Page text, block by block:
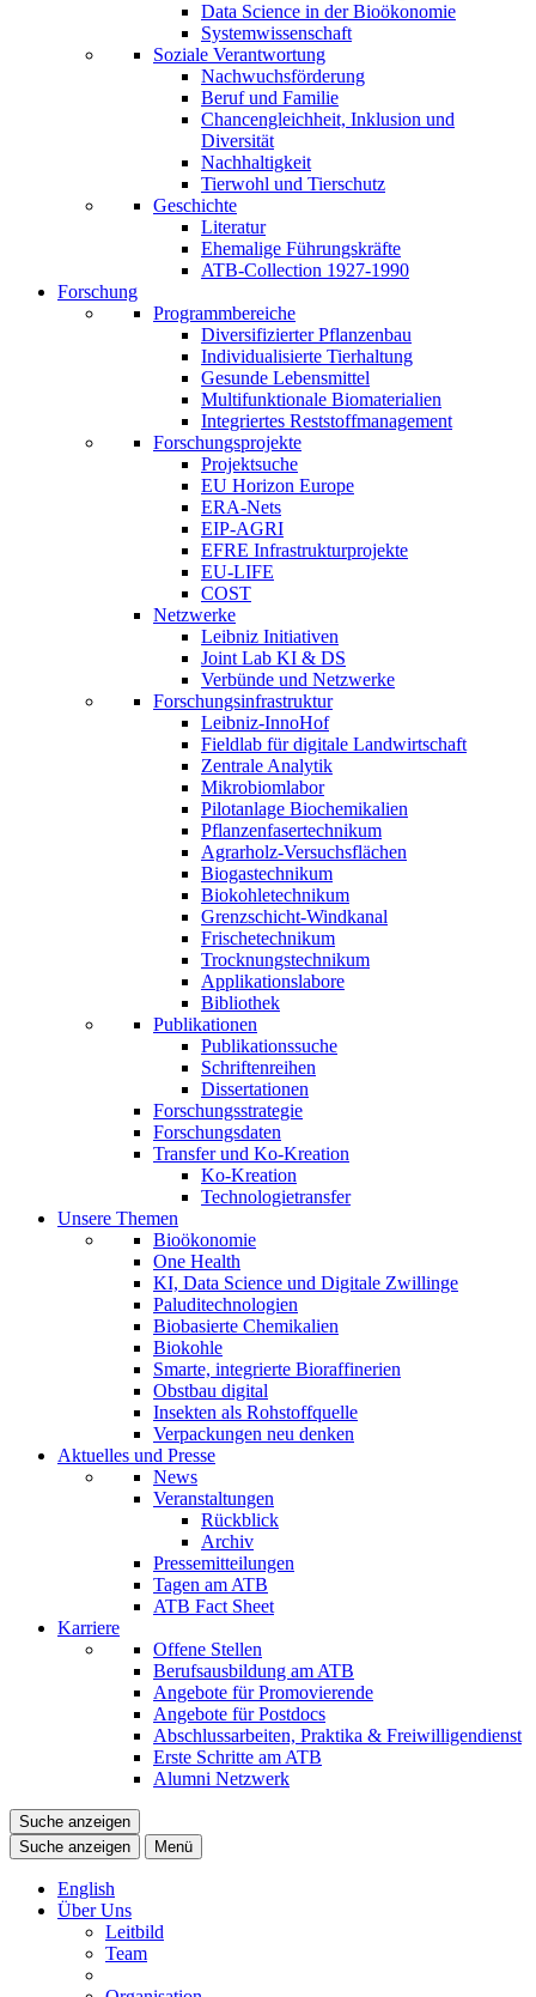
Data Science in der Bioökonomie
Systemwissenschaft
Soziale Verantwortung
Nachwuchsförderung
Beruf und Familie
Chancengleichheit, Inklusion und
Diversität
Nachhaltigkeit
Tierwohl und Tierschutz
Geschichte
Literatur
Ehemalige Führungskräfte
ATB-Collection 1927-1990
Forschung
Programmbereiche
Diversifizierter Pflanzenbau
Individualisierte Tierhaltung
Gesunde Lebensmittel
Multifunktionale Biomaterialien
Integriertes Reststoffmanagement
Forschungsprojekte
Projektsuche
EU Horizon Europe
ERA-Nets
EIP-AGRI
EFRE Infrastrukturprojekte
EU-LIFE
COST
Netzwerke
Leibniz Initiativen
Joint Lab KI & DS
Verbünde und Netzwerke
Forschungsinfrastruktur
Leibniz-InnoHof
Fieldlab für digitale Landwirtschaft
Zentrale Analytik
Mikrobiomlabor
Pilotanlage Biochemikalien
Pflanzenfasertechnikum
Agrarholz-Versuchsflächen
Biogastechnikum
Biokohletechnikum
Grenzschicht-Windkanal
Frischetechnikum
Trocknungstechnikum
Applikationslabore
Bibliothek
Publikationen
Publikationssuche
Schriftenreihen
Dissertationen
Forschungsstrategie
Forschungsdaten
Transfer und Ko-Kreation
Ko-Kreation
Technologietransfer
Unsere Themen
Bioökonomie
One Health
KI, Data Science und Digitale Zwillinge
Paluditechnologien
Biobasierte Chemikalien
Biokohle
Smarte, integrierte Bioraffinerien
Obstbau digital
Insekten als Rohstoffquelle
Verpackungen neu denken
Aktuelles und Presse
News
Veranstaltungen
Rückblick
Archiv
Pressemitteilungen
Tagen am ATB
ATB Fact Sheet
Karriere
Offene Stellen
Berufsausbildung am ATB
Angebote für Promovierende
Angebote für Postdocs
Abschlussarbeiten, Praktika & Freiwilligendienst
Erste Schritte am ATB
Alumni Netzwerk
Suche anzeigen
Suche anzeigen
Menü
English
Über Uns
Leitbild
Team